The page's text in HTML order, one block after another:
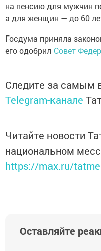
на пенсию для мужчин
а для женщин — до 60
Госдума приняла
его одобрил Совет
Следите за самым
Telegram-канале
Читайте новости
национальном
https://max.ru/
Оставляйте